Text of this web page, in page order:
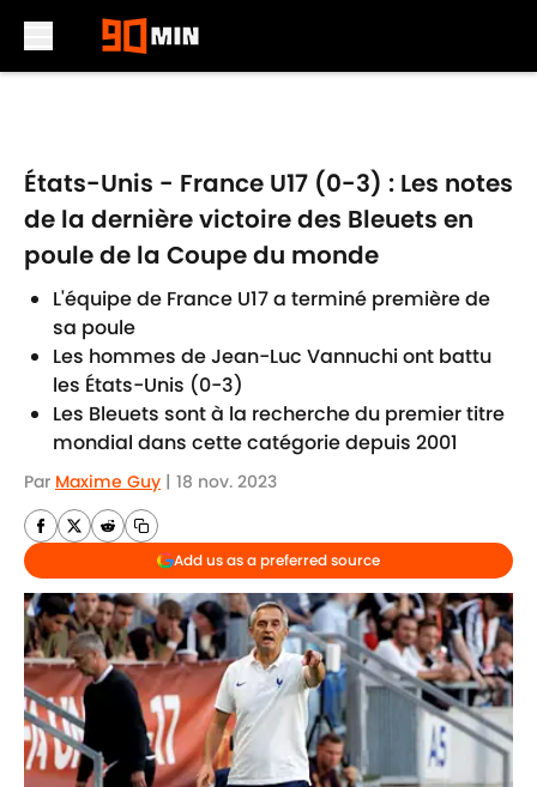
États-Unis - France U17 (0-3) : Les notes
de la dernière victoire des Bleuets en
poule de la Coupe du monde
L'équipe de France U17 a terminé première de
sa poule
Les hommes de Jean-Luc Vannuchi ont battu
les États-Unis (0-3)
Les Bleuets sont à la recherche du premier titre
mondial dans cette catégorie depuis 2001
Par Maxime Guy | 18 nov. 2023
Add us as a preferred source